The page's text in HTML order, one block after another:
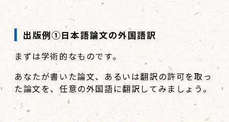
出版例①日本語論文の外国語訳
まずは学術的なものです。
あなたが書いた論文、あるいは翻訳の許可を取っ
た論文を、任意の外国語に翻訳してみましょう。